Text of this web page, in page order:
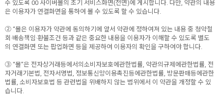
수 있도록 00 사이버몰의 초기 서비스화면(전면)에 게시합니다. 다만, 약관의 내용
은 이용자가 연결화면을 통하여 볼 수 있도록 할 수 있습니다.
② “몰은 이용자가 약관에 동의하기에 앞서 약관에 정하여져 있는 내용 중 청약철
회·배송책임·환불조건 등과 같은 중요한 내용을 이용자가 이해할 수 있도록 별도
의 연결화면 또는 팝업화면 등을 제공하여 이용자의 확인을 구하여야 합니다.
③ “몰”은 전자상거래등에서의소비자보호에관한법률, 약관의규제에관한법률, 전
자거래기본법, 전자서명법, 정보통신망이용촉진등에관한법률, 방문판매등에관한
법률, 소비자보호법 등 관련법을 위배하지 않는 범위에서 이 약관을 개정할 수 있
습니다.